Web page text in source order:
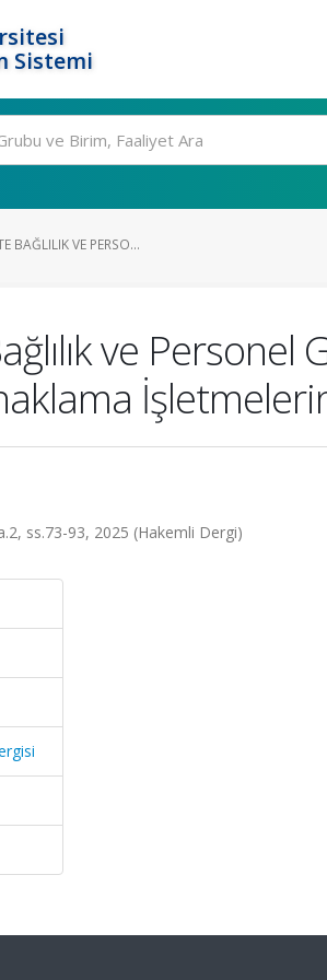
Sistemi
BAĞLILIK VE PERSO...
ve Personel
ss.73-93, 2025 (Hakemli Dergi)